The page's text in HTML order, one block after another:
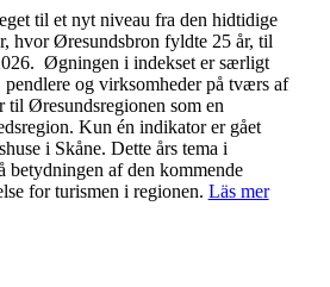
til et nyt niveau fra den hidtidige
hvor Øresundsbron fyldte 25 år, til
Øgningen i indekset er særligt
pendlere og virksomheder på tværs af
til Øresundsregionen som en
Kun én indikator er gået
i Skåne. Dette års tema i
betydningen af den kommende
for turismen i regionen. Läs mer